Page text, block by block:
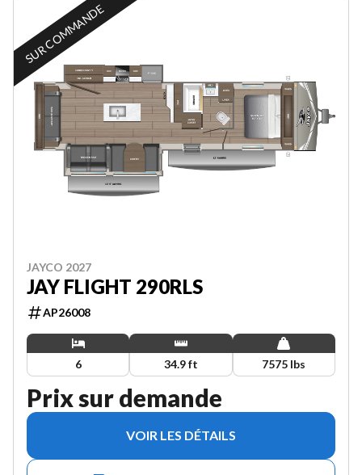
SUR COMMANDE
JAYCO 2027
JAY FLIGHT 290RLS
AP26008
6 34.9 ft 7575 lbs
Prix sur demande
VOIR LES DÉTAILS